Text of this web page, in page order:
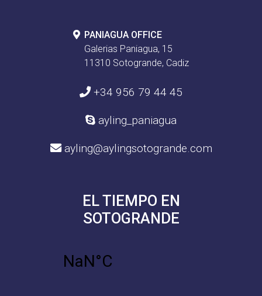
PANIAGUA OFFICE
Galerias Paniagua, 15
11310 Sotogrande, Cadiz
+34 956 79 44 45
ayling_paniagua
ayling@aylingsotogrande.com
EL TIEMPO EN
SOTOGRANDE